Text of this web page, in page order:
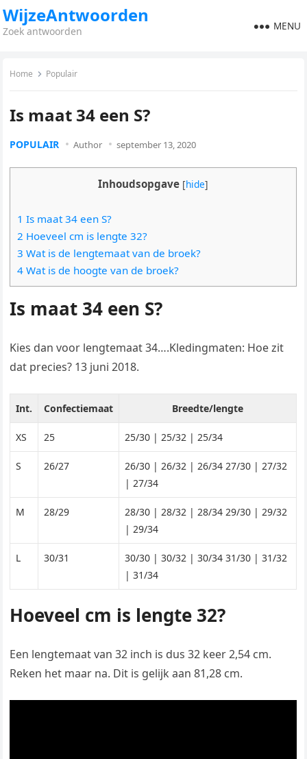
WijzeAntwoorden
Zoek antwoorden MENU
Home Populair
Is maat 34 een S?
POPULAIR Author september 13, 2020
Inhoudsopgave [hide]
1 Is maat 34 een S?
2 Hoeveel cm is lengte 32?
3 Wat is de lengtemaat van de broek?
4 Wat is de hoogte van de broek?
Is maat 34 een S?
Kies dan voor lengtemaat 34….Kledingmaten: Hoe zit
dat precies? 13 juni 2018.
Int. Confectiemaat Breedte/lengte
XS 25 25/30 | 25/32 | 25/34
S 26/27
26/30 | 26/32 | 26/34 27/30 | 27/32
| 27/34
M 28/29
28/30 | 28/32 | 28/34 29/30 | 29/32
| 29/34
L 30/31
30/30 | 30/32 | 30/34 31/30 | 31/32
| 31/34
Hoeveel cm is lengte 32?
Een lengtemaat van 32 inch is dus 32 keer 2,54 cm.
Reken het maar na. Dit is gelijk aan 81,28 cm.